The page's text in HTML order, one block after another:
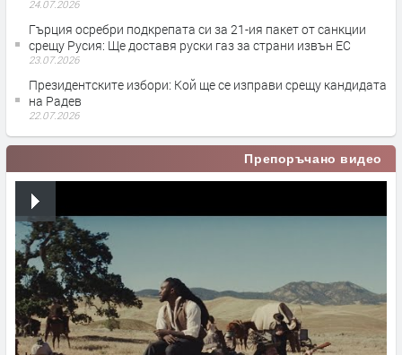
24.07.2026
Гърция осребри подкрепата си за 21-ия пакет от санкции
срещу Русия: Ще доставя руски газ за страни извън ЕС
23.07.2026
Президентските избори: Кой ще се изправи срещу кандидата
на Радев
22.07.2026
Препоръчано видео